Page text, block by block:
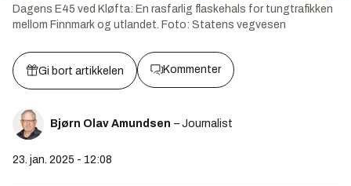
Dagens E45 ved Kløfta: En rasfarlig flaskehals for tungtrafikken
mellom Finnmark og utlandet. Foto: Statens vegvesen
Gi bort artikkelen Kommenter
Bjørn Olav Amundsen – Journalist
23. jan. 2025 - 12:08